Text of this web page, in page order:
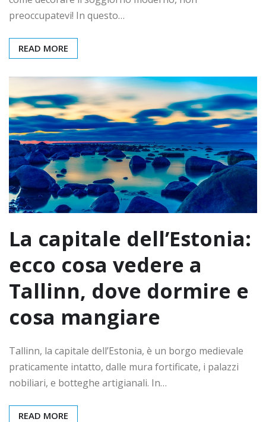
preoccupatevi! In questo…
READ MORE
La capitale dell’Estonia:
ecco cosa vedere a
Tallinn, dove dormire e
cosa mangiare
Tallinn, la capitale dell’Estonia, è un borgo medievale
praticamente intatto, dalle mura fortificate, i palazzi
nobiliari, e botteghe artigianali. In…
READ MORE